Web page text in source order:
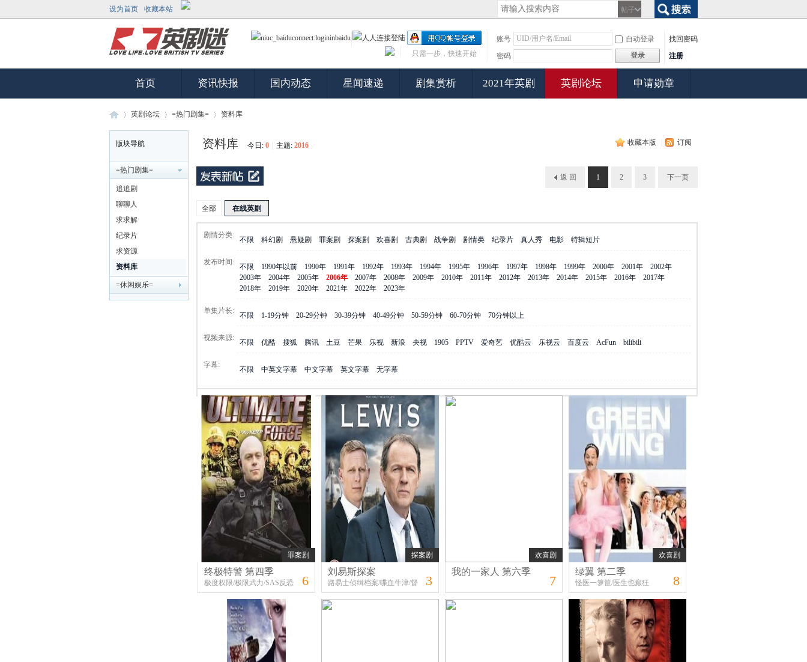
设为首页 收藏本站
帖子
账号
自动登录
找回密码
密码
登录 注册
只需一步，快速开始
首页 资讯快报 国内动态 星闻速递 剧集赏析 2021年英剧 英剧论坛 申请勋章
剧
»
英剧论坛 =热门剧集=
›
资料库
版块导航
=热门剧集=
追追剧
聊聊人
求求解
纪录片
求资源
资料库
=休闲娱乐=
收藏本版 订阅
资料库 今日: 0 主题: 2016
1 2 3 下一页
返 回
全部 在线英剧
剧情分类:
不限 科幻剧 悬疑剧 罪案剧 探案剧 欢喜剧 古典剧 战争剧 剧情类 纪录片 真人秀 电影 特辑短片
发布时间:
不限 1990年以前 1990年 1991年 1992年 1993年 1994年 1995年 1996年 1997年 1998年 1999年 2000年 2001年
2002年
2003年
2004年 2005年 2006年 2007年 2008年 2009年 2010年 2011年 2012年 2013年 2014年 2015年 2016年
2017年
2018年
2019年 2020年 2021年 2022年 2023年
单集片长:
不限 1-19分钟 20-29分钟 30-39分钟 40-49分钟 50-59分钟 60-70分钟 70分钟以上
视频来源:
不限 优酷 搜狐 腾讯 土豆 芒果 乐视 新浪 央视 1905 PPTV 爱奇艺 优酷云 乐视云 百度云 AcFun bilibili
字幕:
不限 中英文字幕 中文字幕 英文字幕 无字幕
罪案剧
终极特警 第四季
极度权限/极限武力/SAS反恐
特勤团
6
探案剧
刘易斯探案
路易士侦缉档案/喋血牛津/督
察刘易斯/刘易斯
3
欢喜剧
我的一家人 第六季
7
欢喜剧
绿翼 第二季
怪医一箩筐/医生也癫狂 8